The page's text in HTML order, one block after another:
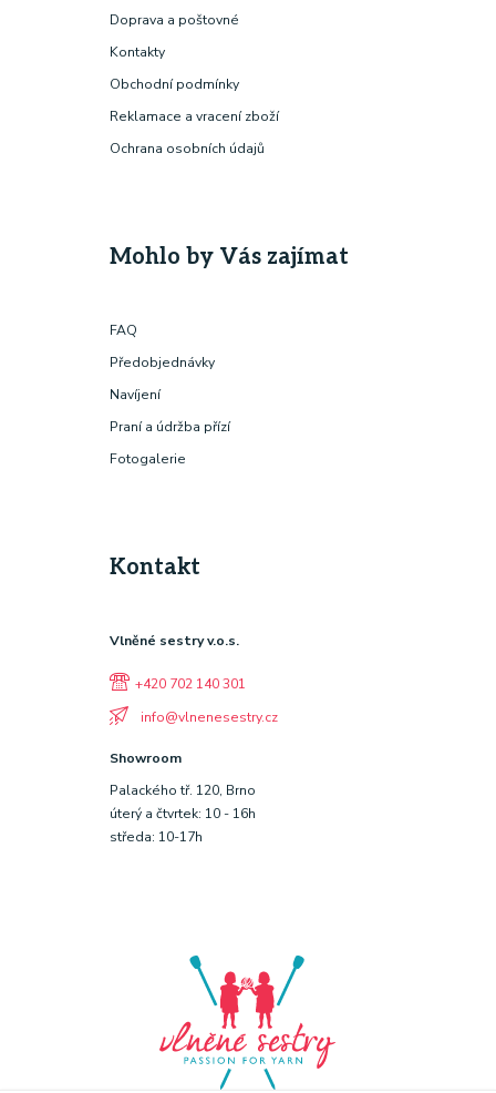
Doprava a poštovné
Kontakty
Obchodní podmínky
Reklamace a vracení zboží
Ochrana osobních údajů
Mohlo by Vás zajímat
FAQ
Předobjednávky
Navíjení
Praní a údržba přízí
Fotogalerie
Kontakt
Vlněné sestry v.o.s.
+420 702 140 301
info@vlnenesestry.cz
Showroom
Palackého tř. 120, Brno
úterý a čtvrtek: 10 - 16h
středa: 10-17h